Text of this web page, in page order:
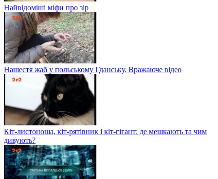
Найвідоміші міфи про зір
Нашестя жаб у польському Гданську. Вражаюче відео
Кіт-листоноша, кіт-рятівник і кіт-гігант: де мешкають та чим
дивують?